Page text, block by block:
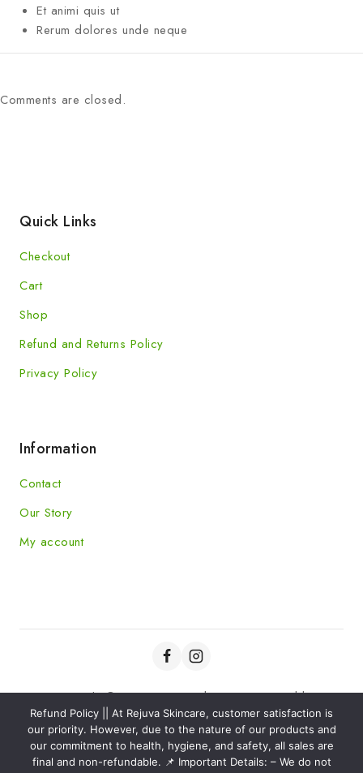
Et animi quis ut
Rerum dolores unde neque
Comments are closed.
Quick Links
Checkout
Cart
Shop
Refund and Returns Policy
Privacy Policy
Information
Contact
Our Story
My account
Copyright © 2025 Rejuva Skincare powered by
Kaviansolution.com
Refund Policy || At Rejuva Skincare, customer satisfaction is
our priority. However, due to the nature of our products and
our commitment to health, hygiene, and safety, all sales are
final and non-refundable. 📌 Important Details: – We do not